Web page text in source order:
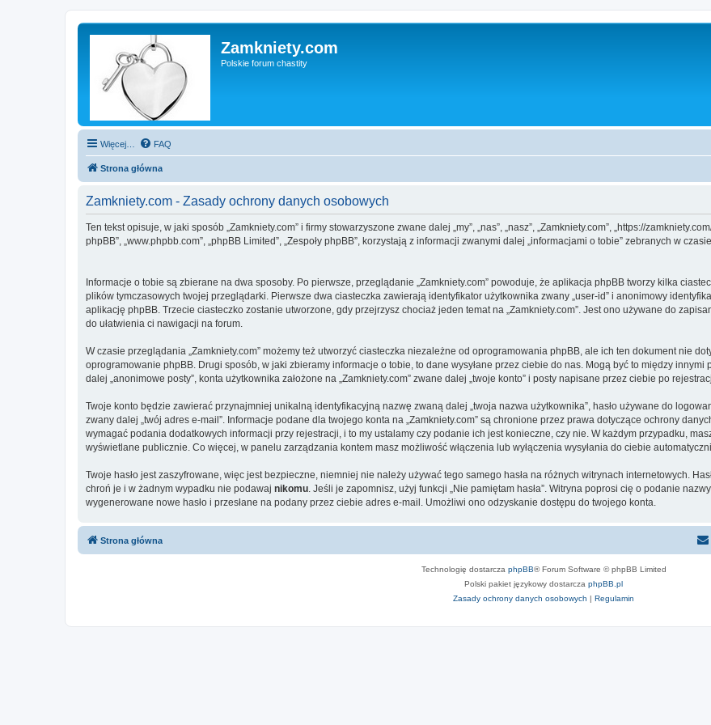
Zamkniety.com
Polskie forum chastity
Więcej… FAQ
Strona główna
Zamkniety.com - Zasady ochrony danych osobowych
Ten tekst opisuje, w jaki sposób „Zamkniety.com” i firmy stowarzyszone zwane dalej „my”, „nas”, „nasz”, „Zamkniety.com”, „https://
phpBB”, „www.phpbb.com”, „phpBB Limited”, „Zespoły phpBB”, korzystają z informacji zwanymi dalej „informacjami o tobie” zebranych w
Informacje o tobie są zbierane na dwa sposoby. Po pierwsze, przeglądanie „Zamkniety.com” powoduje, że aplikacja phpBB tworzy kilka
plików tymczasowych twojej przeglądarki. Pierwsze dwa ciasteczka zawierają identyfikator użytkownika zwany „user-id” i anonimowy
aplikację phpBB. Trzecie ciasteczko zostanie utworzone, gdy przejrzysz chociaż jeden temat na „Zamkniety.com”. Jest ono używane do
do ułatwienia ci nawigacji na forum.
W czasie przeglądania „Zamkniety.com” możemy też utworzyć ciasteczka niezależne od oprogramowania phpBB, ale ich ten dokument nie
oprogramowanie phpBB. Drugi sposób, w jaki zbieramy informacje o tobie, to dane wysyłane przez ciebie do nas. Mogą być to między
dalej „anonimowe posty”, konta użytkownika założone na „Zamkniety.com” zwane dalej „twoje konto” i posty napisane przez ciebie po
Twoje konto będzie zawierać przynajmniej unikalną identyfikacyjną nazwę zwaną dalej „twoja nazwa użytkownika”, hasło używane do
zwany dalej „twój adres e-mail”. Informacje podane dla twojego konta na „Zamkniety.com” są chronione przez prawa dotyczące ochrony
wymagać podania dodatkowych informacji przy rejestracji, i to my ustalamy czy podanie ich jest konieczne, czy nie. W każdym przypadku,
wyświetlane publicznie. Co więcej, w panelu zarządzania kontem masz możliwość włączenia lub wyłączenia wysyłania do ciebie
Twoje hasło jest zaszyfrowane, więc jest bezpieczne, niemniej nie należy używać tego samego hasła na różnych witrynach internetowych.
chroń je i w żadnym wypadku nie podawaj nikomu. Jeśli je zapomnisz, użyj funkcji „Nie pamiętam hasła”. Witryna poprosi cię o podanie
wygenerowane nowe hasło i przesłane na podany przez ciebie adres e-mail. Umożliwi ono odzyskanie dostępu do twojego konta.
Strona główna
Technologię dostarcza phpBB® Forum Software © phpBB Limited
Polski pakiet językowy dostarcza phpBB.pl
Zasady ochrony danych osobowych | Regulamin